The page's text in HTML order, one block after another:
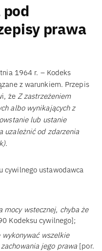
prawa
1964 r. – Kodeks
z warunkiem. Przepis
że Z zastrzeżeniem
albo wynikających z
lub ustanie
uzależnić od zdarzenia
cywilnego ustawodawca
mocy wstecznej, chyba że
Kodeksu cywilnego];
wykonywać wszelkie
jego prawa [por.